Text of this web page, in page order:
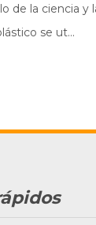
de la ciencia y
se ut...